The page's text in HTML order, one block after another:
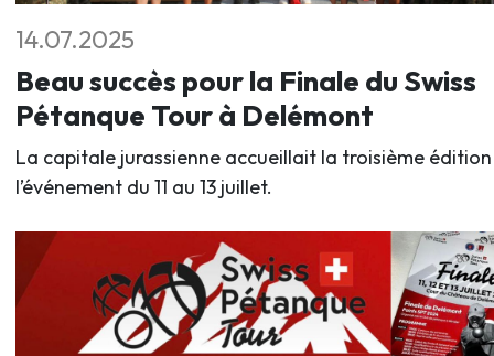
14.07.2025
Beau succès pour la Finale du Swiss
Pétanque Tour à Delémont
La capitale jurassienne accueillait la troisième
l’événement du 11 au 13 juillet.